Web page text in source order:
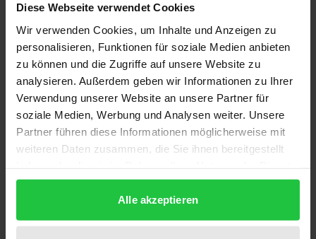
Diese Webseite verwendet Cookies
Wir verwenden Cookies, um Inhalte und Anzeigen zu
personalisieren, Funktionen für soziale Medien anbieten
zu können und die Zugriffe auf unsere Website zu
analysieren. Außerdem geben wir Informationen zu Ihrer
Verwendung unserer Website an unsere Partner für
soziale Medien, Werbung und Analysen weiter. Unsere
Partner führen diese Informationen möglicherweise mit
weiteren Daten zusammen, die Sie ihnen bereitgestellt
gesammelt haben.
Alle akzeptieren
Die Frage der Urheberschaft am Filmwerk ist so alt
wie der Film selbst. Abgesehen vom Regisseur
herrscht über die möglichen weiteren Berechtigten
heftiger Streit. Insbesondere den Urhebern der
sogenannten vorbestehenden Werke, also
Drehbuchautoren, Filmarchitekten und
Filmkomponisten, wird regelmäßig ein Urheberrecht
am Filmwerk abgesprochen.
Verfasser untersucht zunächst das Urheberrecht an
der Filmmusik selbst sowie die Frage eventueller